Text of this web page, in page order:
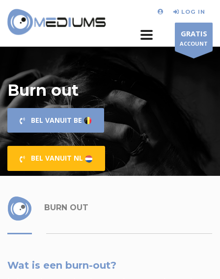
LOG IN
GRATIS
ACCOUNT
Burn out
BEL VANUIT BE
BEL VANUIT NL
BURN OUT
Wat is een burn-out?